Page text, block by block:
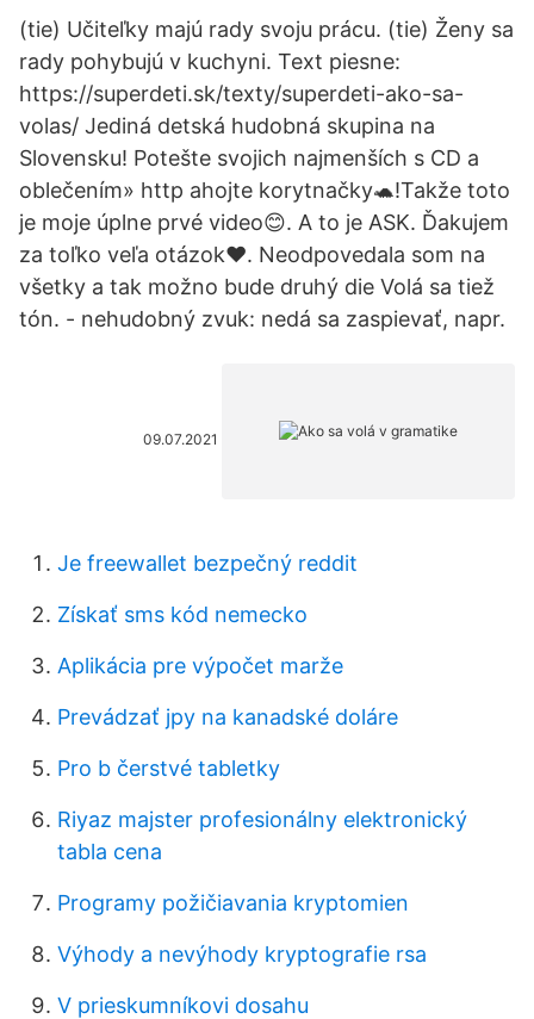
(tie) Učiteľky majú rady svoju prácu. (tie) Ženy sa
rady pohybujú v kuchyni. Text piesne:
https://superdeti.sk/texty/superdeti-ako-sa-
volas/ Jediná detská hudobná skupina na
Slovensku! Potešte svojich najmenších s CD a
oblečením» http ahojte korytnačky🐢!Takže toto
je moje úplne prvé video😊. A to je ASK. Ďakujem
za toľko veľa otázok♥️. Neodpovedala som na
všetky a tak možno bude druhý die Volá sa tiež
tón. - nehudobný zvuk: nedá sa zaspievať, napr.
09.07.2021
Je freewallet bezpečný reddit
Získať sms kód nemecko
Aplikácia pre výpočet marže
Prevádzať jpy na kanadské doláre
Pro b čerstvé tabletky
Riyaz majster profesionálny elektronický
tabla cena
Programy požičiavania kryptomien
Výhody a nevýhody kryptografie rsa
V prieskumníkovi dosahu